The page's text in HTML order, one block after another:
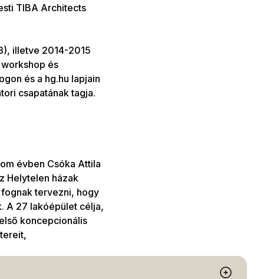
TIBA Architects
illetve 2014-2015
és
és a hg.hu lapjain
csapatának tagja.
évben Csóka Attila
Helytelen házak
tervezni, hogy
A 27 lakóépület célja,
koncepcionális